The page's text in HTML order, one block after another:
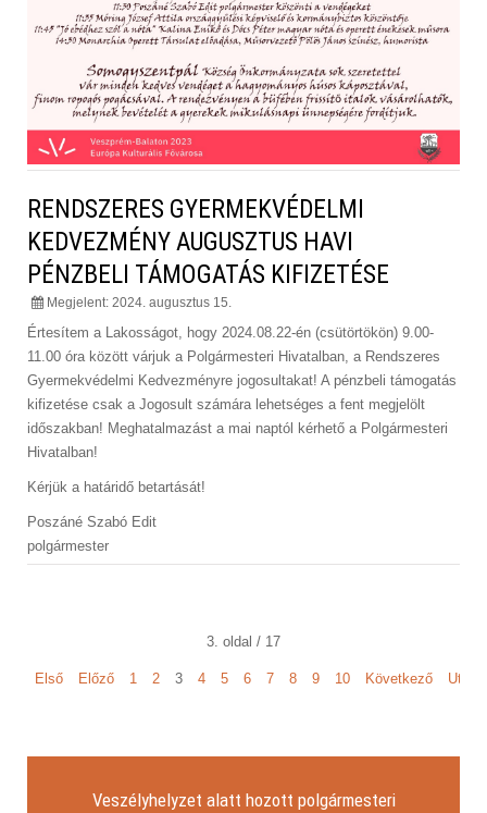
RENDSZERES GYERMEKVÉDELMI
KEDVEZMÉNY AUGUSZTUS HAVI
PÉNZBELI TÁMOGATÁS KIFIZETÉSE
Megjelent: 2024. augusztus 15.
Értesítem a Lakosságot, hogy 2024.08.22-én (csütörtökön) 9.00-
11.00 óra között várjuk a Polgármesteri Hivatalban, a Rendszeres
Gyermekvédelmi Kedvezményre jogosultakat! A pénzbeli támogatás
kifizetése csak a Jogosult számára lehetséges a fent megjelölt
időszakban! Meghatalmazást a mai naptól kérhető a Polgármesteri
Hivatalban!
Kérjük a határidő betartását!
Poszáné Szabó Edit
polgármester
3. oldal / 17
Első Előző 1 2 3 4 5 6 7 8 9 10 Következő Utolsó
Veszélyhelyzet alatt hozott polgármesteri